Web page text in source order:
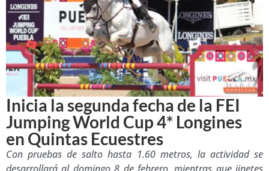
Inicia la segunda fecha de la FEI
Jumping World Cup 4* Longines
en Quintas Ecuestres
Con pruebas de salto hasta 1.60 metros, la actividad se